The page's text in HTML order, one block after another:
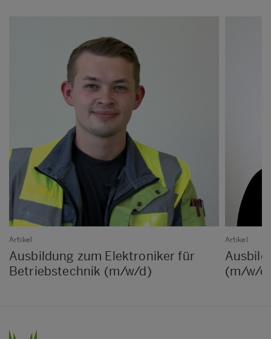
Artikel
Ausbildung zum Elektroniker für
Betriebstechnik (m/w/d)
Artikel
(m/w/